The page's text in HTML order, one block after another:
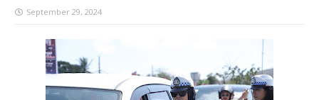
September 29, 2024